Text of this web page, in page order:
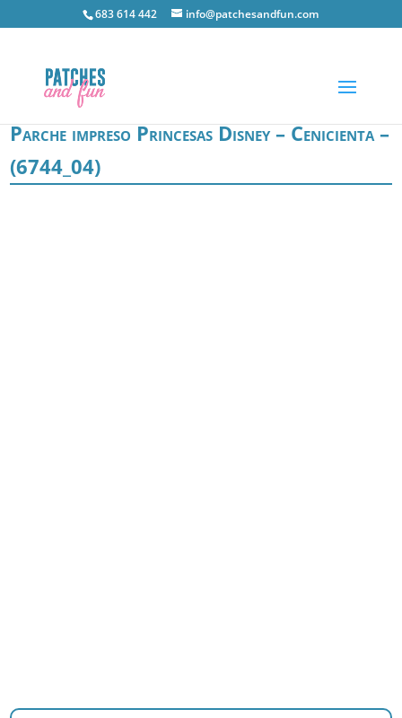
683 614 442 info@patchesandfun.com
Parche impreso Princesas Disney – Cenicienta –
(6744_04)